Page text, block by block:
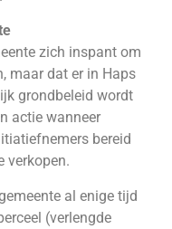
zich inspant om
maar dat er in Haps
grondbeleid wordt
actie wanneer
bereid
verkopen.
al enige tijd
(verlengde